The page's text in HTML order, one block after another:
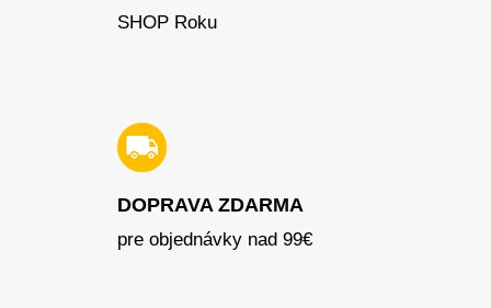
SHOP Roku
DOPRAVA ZDARMA
pre objednávky nad 99€